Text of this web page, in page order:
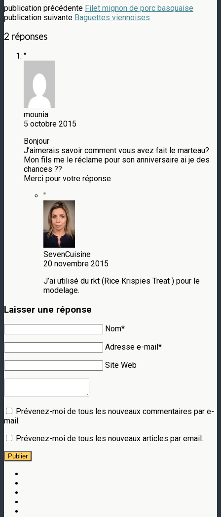
publication précédente Filet mignon de porc basquaise
publication suivante Baguettes viennoises
2 réponses
"
mounia
5 octobre 2015
Bonjour
J’aimerais savoir comment vous avez fait le marteau?
Mon fils me le réclame pour son anniversaire ai je des
chances ??
Merci pour votre réponse
"
SevenCuisine
20 novembre 2015
J’ai utilisé du rkt (Rice Krispies Treat ) pour le
modelage.
Laisser une réponse
Nom*
Adresse e-mail*
Site Web
Prévenez-moi de tous les nouveaux commentaires par e-
mail.
Prévenez-moi de tous les nouveaux articles par email.
Publier